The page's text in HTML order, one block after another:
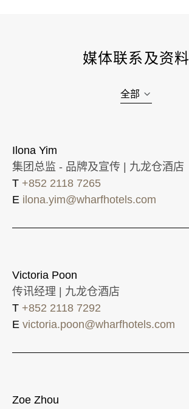
媒体联系及资料
全部
Ilona Yim
集团总监 - 品牌及宣传 | 九龙仓酒店
T +852 2118 7265
E ilona.yim@wharfhotels.com
Victoria Poon
传讯经理 | 九龙仓酒店
T +852 2118 7292
E victoria.poon@wharfhotels.com
Zoe Zhou